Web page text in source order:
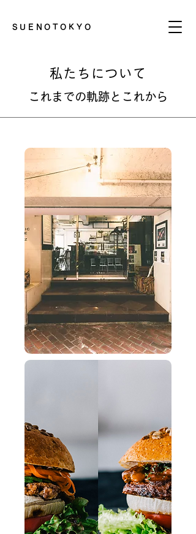
SUENOTOKYO
私たちについて
これまでの軌跡とこれから